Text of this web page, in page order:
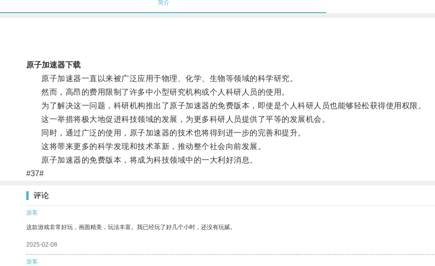
简介
原子加速器下载
原子加速器一直以来被广泛应用于物理、化学、生物等领域的科学研究。
然而，高昂的费用限制了许多中小型研究机构或个人科研人员的使用。
为了解决这一问题，科研机构推出了原子加速器的免费版本，即使是个人科研人员也能够轻松获得使用权限。
这一举措将极大地促进科技领域的发展，为更多科研人员提供了平等的发展机会。
同时，通过广泛的使用，原子加速器的技术也将得到进一步的完善和提升。
这将带来更多的科学发现和技术革新，推动整个社会向前发展。
原子加速器的免费版本，将成为科技领域中的一大利好消息。
#37#
评论
游客
这款游戏非常好玩，画面精美，玩法丰富。我已经玩了好几个小时，还没有玩腻。
2025-02-08
游客